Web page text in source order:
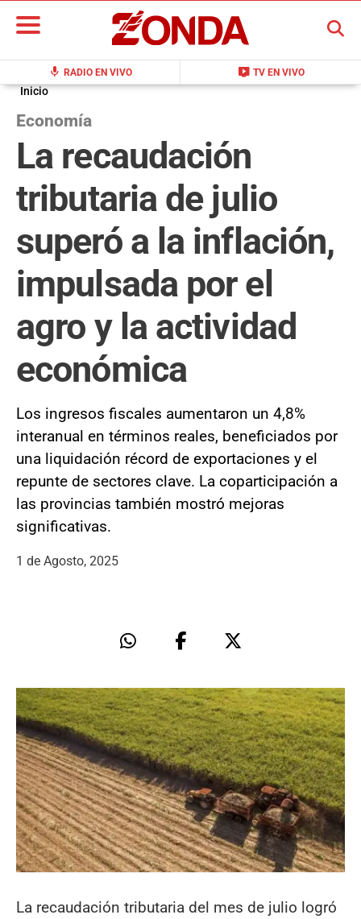
mic RADIO EN VIVO live_tv TV EN VIVO
BUSCAR
Inicio
Economía
La recaudación
tributaria de julio
superó a la inflación,
impulsada por el
agro y la actividad
económica
Los ingresos fiscales aumentaron un 4,8%
interanual en términos reales, beneficiados por
una liquidación récord de exportaciones y el
repunte de sectores clave. La coparticipación a
las provincias también mostró mejoras
significativas.
1 de Agosto, 2025
La recaudación tributaria del mes de julio logró